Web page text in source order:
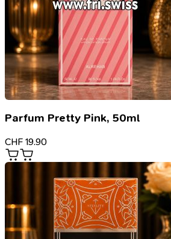
Parfum Pretty Pink, 50ml
CHF 19.90